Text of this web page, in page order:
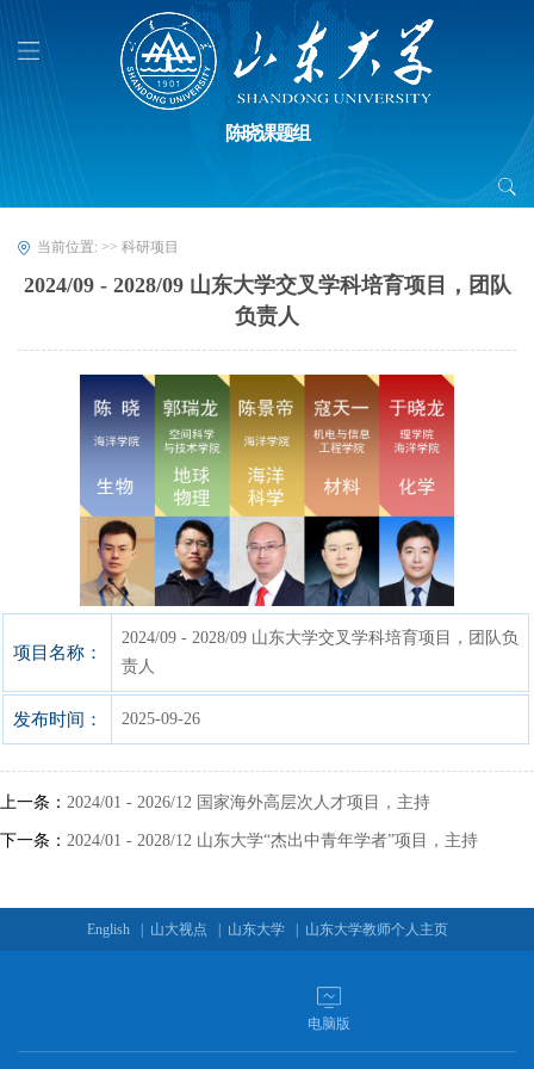
陈晓课题组
当前位置: >> 科研项目
2024/09 - 2028/09 山东大学交叉学科培育项目，团队
负责人
项目名称：
2024/09 - 2028/09 山东大学交叉学科培育项目，团队负
责人
发布时间： 2025-09-26
上一条： 2024/01 - 2026/12 国家海外高层次人才项目，主持
下一条： 2024/01 - 2028/12 山东大学“杰出中青年学者”项目，主持
English 山大视点 山东大学 山东大学教师个人主页
电脑版